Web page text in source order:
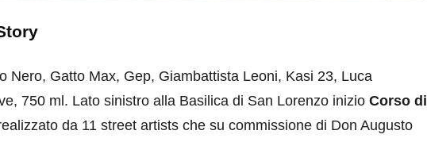
Nero, Gatto Max, Gep, Giambattista Leoni, Kasi 23, Luca
750 ml. Lato sinistro alla Basilica di San Lorenzo inizio Corso di
da 11 street artists che su commissione di Don Augusto